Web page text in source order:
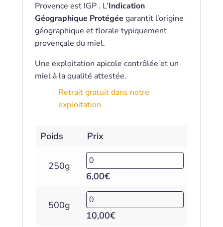
Provence est IGP . L’Indication
Géographique Protégée garantit l’origine
géographique et florale typiquement
provençale du miel.
Une exploitation apicole contrôlée et un
miel à la qualité attestée.
Retrait gratuit dans notre
exploitation.
Poids Prix
250g
6,00€
500g
10,00€